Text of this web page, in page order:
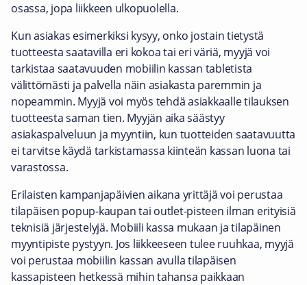
osassa, jopa liikkeen ulkopuolella.
Kun asiakas esimerkiksi kysyy, onko jostain tietystä
tuotteesta saatavilla eri kokoa tai eri väriä, myyjä voi
tarkistaa saatavuuden mobiilin kassan tabletista
välittömästi ja palvella näin asiakasta paremmin ja
nopeammin. Myyjä voi myös tehdä asiakkaalle tilauksen
tuotteesta saman tien. Myyjän aika säästyy
asiakaspalveluun ja myyntiin, kun tuotteiden saatavuutta
ei tarvitse käydä tarkistamassa kiinteän kassan luona tai
varastossa.
Erilaisten kampanjapäivien aikana yrittäjä voi perustaa
tilapäisen popup-kaupan tai outlet-pisteen ilman erityisiä
teknisiä järjestelyjä. Mobiili kassa mukaan ja tilapäinen
myyntipiste pystyyn. Jos liikkeeseen tulee ruuhkaa, myyjä
voi perustaa mobiilin kassan avulla tilapäisen
kassapisteen hetkessä mihin tahansa paikkaan